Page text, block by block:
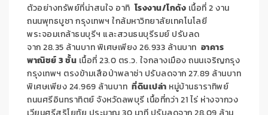
ตัวอย่างทรัพย์ที่น่าสนใจ อาทิ โรงงาน/โกดัง เนื้อที่ 2 งาน
ถนนพุทธบูชา กรุงเทพฯ ใกล้มหาวิทยาลัยเทคโนโลยี
พระจอมเกล้าธนบุรีฯ และสวนธนบุรีรมย์ ปรับลด
จาก28.35 ล้านบาท พิเศษเพียง26.933 ล้านบาท อาคาร
พาณิชย์ 3 ชั้น เนื้อที่ 23.0 ตร.ว. ใจกลางเมือง ถนนเจริญกรุง
กรุงเทพฯ ตรงข้ามเสือป่าพลาซ่า ปรับลดจาก27.89 ล้านบาท
พิเศษเพียง24.969 ล้านบาท ที่ดินเปล่า หมู่บ้านธาราทิพย์
ถนนศรีอินทราทิตย์ จังหวัดลพบุรี เนื้อที่กว่า 21 ไร่ ห่างจากวง